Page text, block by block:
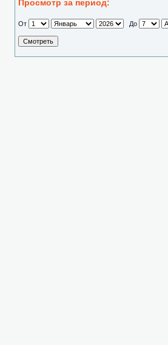
Просмотр за период:
От До